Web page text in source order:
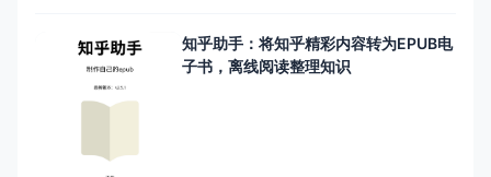
知乎助手：将知乎精彩内容转为EPUB电
子书，离线阅读整理知识